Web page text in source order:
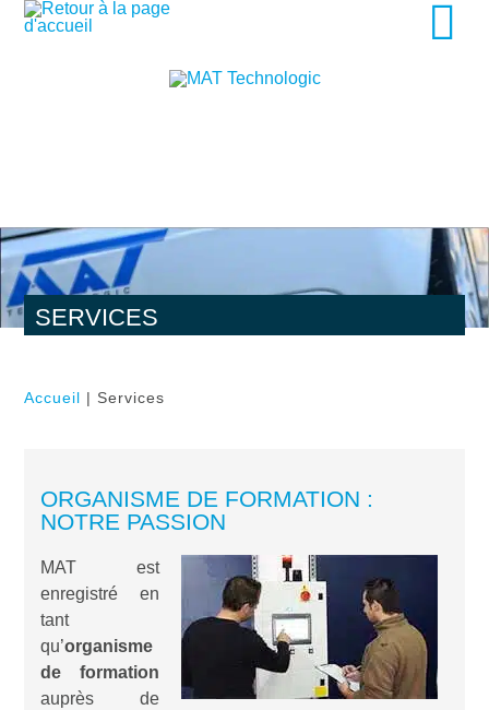
SERVICES
Accueil | Services
ORGANISME DE FORMATION :
NOTRE PASSION
MAT est
enregistré en
tant
qu’organisme
de formation
auprès de